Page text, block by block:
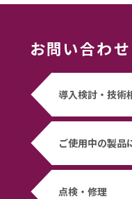
お問い合わせ
導入検討・技術
ご使用中の製品
点検・修理